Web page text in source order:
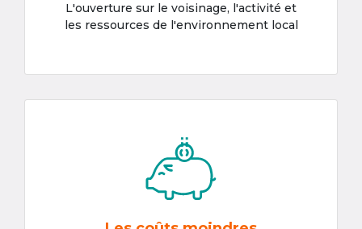
L'ouverture sur le voisinage, l'activité et
les ressources de l'environnement local